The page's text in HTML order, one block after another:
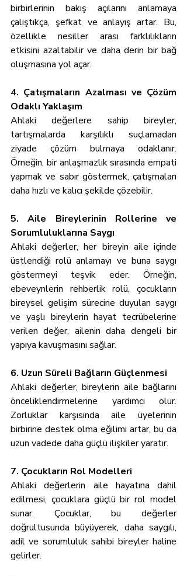
birbirlerinin bakış açılarını anlamaya
çalıştıkça, şefkat ve anlayış artar. Bu,
özellikle nesiller arası farklılıkların
etkisini azaltabilir ve daha derin bir bağ
oluşmasına yol açar.
4. Çatışmaların Azalması ve Çözüm
Odaklı Yaklaşım
Ahlaki değerlere sahip bireyler,
tartışmalarda karşılıklı suçlamadan
ziyade çözüm bulmaya odaklanır.
Örneğin, bir anlaşmazlık sırasında empati
yapmak ve sabır göstermek, çatışmaları
daha hızlı ve kalıcı şekilde çözebilir.
5. Aile Bireylerinin Rollerine ve
Sorumluluklarına Saygı
Ahlaki değerler, her bireyin aile içinde
üstlendiği rolü anlamayı ve buna saygı
göstermeyi teşvik eder. Örneğin,
ebeveynlerin rehberlik rolü, çocukların
bireysel gelişim sürecine duyulan saygı
ve yaşlı bireylerin hayat tecrübelerine
verilen değer, ailenin daha dengeli bir
yapıya kavuşmasını sağlar.
6. Uzun Süreli Bağların Güçlenmesi
Ahlaki değerler, bireylerin aile bağlarını
önceliklendirmelerine yardımcı olur.
Zorluklar karşısında aile üyelerinin
birbirine destek olma eğilimi artar, bu da
uzun vadede daha güçlü ilişkiler yaratır.
7. Çocukların Rol Modelleri
Ahlaki değerlerin aile hayatına dahil
edilmesi, çocuklara güçlü bir rol model
sunar. Çocuklar, bu değerler
doğrultusunda büyüyerek, daha saygılı,
adil ve sorumluluk sahibi bireyler haline
gelirler.